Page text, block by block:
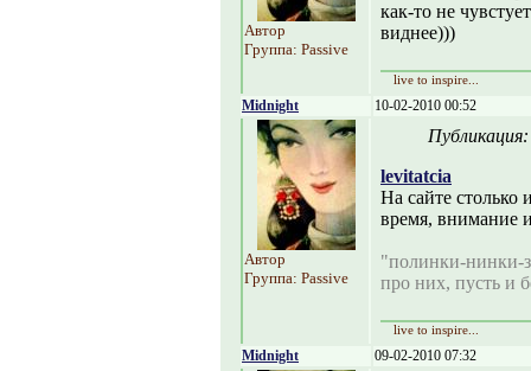
Автор
Группа: Passive
как-то не
виднее)))
live to inspire...
Midnight 10-02-2010 00:52
Автор
Группа: Passive
levitatcia
На сайте столько
время, внимание
"полинки-нинки-
про них, пусть и
live to inspire...
Midnight 09-02-2010 07:32